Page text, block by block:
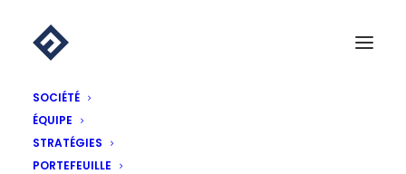
SOCIÉTÉ
ÉQUIPE
STRATÉGIES
PORTEFEUILLE